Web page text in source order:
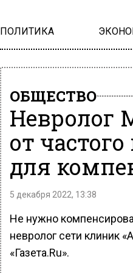
ПОЛИТИКА
ОБЩЕСТВО
Невролог
от
для
5 декабря 2022, 13:38
Не нужно
невролог сети клиник
«Газета.Ru».